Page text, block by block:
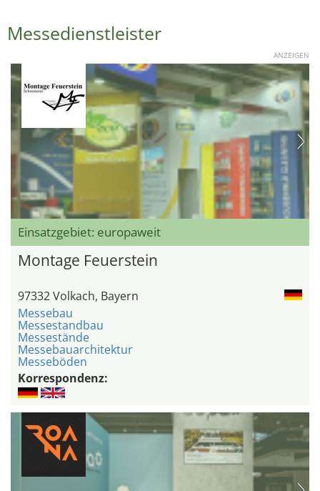
Messedienstleister
ANZEIGEN
Einsatzgebiet: europaweit
Montage Feuerstein
97332 Volkach, Bayern
Messebau
Messestandbau
Messestände
Messebauarchitektur
Messeböden
Korrespondenz: